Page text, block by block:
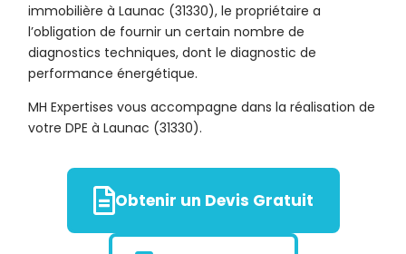
immobilière à Launac (31330), le propriétaire a
l’obligation de fournir un certain nombre de
diagnostics techniques, dont le diagnostic de
performance énergétique.
MH Expertises vous accompagne dans la réalisation de
votre DPE à Launac (31330).
Obtenir un Devis Gratuit